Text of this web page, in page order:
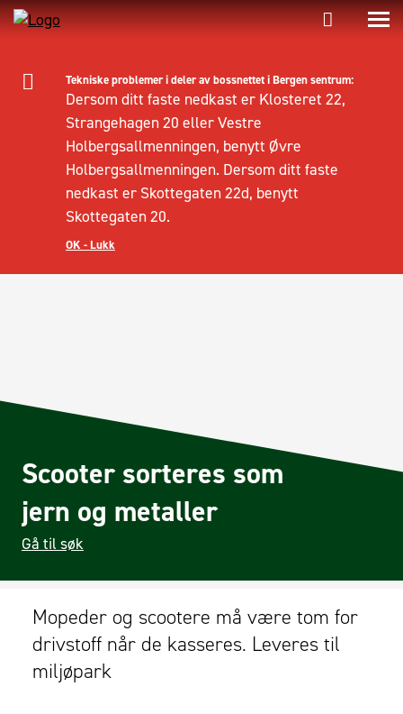
Tekniske problemer i deler av bossnettet i Bergen sentrum:
Dersom ditt faste nedkast er Klosteret 22,
Strangehagen 20 eller Vestre
Holbergsallmenningen, benytt Øvre
Holbergsallmenningen. Dersom ditt faste
nedkast er Skottegaten 22d, benytt
Skottegaten 20.
OK - Lukk
Scooter sorteres som
jern og metaller
Gå til søk
Mopeder og scootere må være tom for
drivstoff når de kasseres. Leveres til
miljøpark